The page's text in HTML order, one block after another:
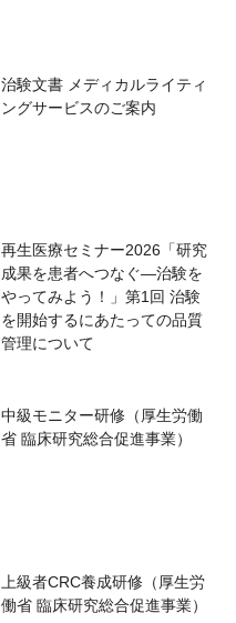
治験文書 メディカルライティ
ングサービスのご案内
再生医療セミナー2026「研究
成果を患者へつなぐ―治験を
やってみよう！」第1回 治験
を開始するにあたっての品質
管理について
中級モニター研修（厚生労働
省 臨床研究総合促進事業）
上級者CRC養成研修（厚生労
働省 臨床研究総合促進事業）